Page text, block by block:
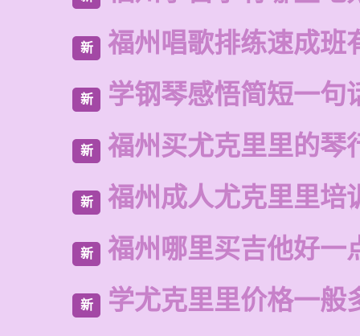
新 福州唱歌排练速成班
新 学钢琴感悟简短一句
新 福州买尤克里里的琴
新 福州成人尤克里里培
新 福州哪里买吉他好一
新 学尤克里里价格一般